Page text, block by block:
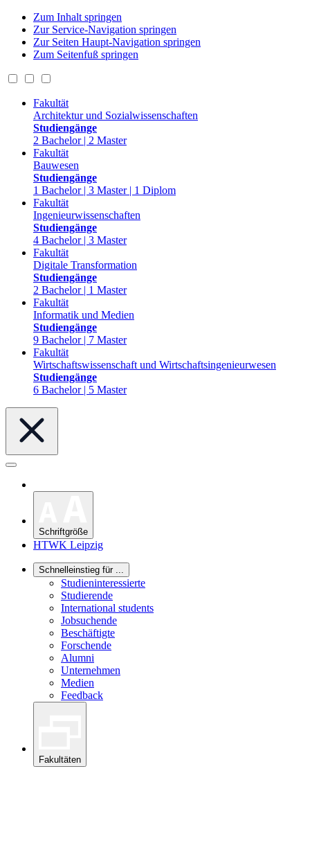
Zum Inhalt springen
Zur Service-Navigation springen
Zur Seiten Haupt-Navigation springen
Zum Seitenfuß springen
Fakultät
Architektur und Sozialwissenschaften
Studiengänge
2 Bachelor | 2 Master
Fakultät
Bauwesen
Studiengänge
1 Bachelor | 3 Master | 1 Diplom
Fakultät
Ingenieurwissenschaften
Studiengänge
4 Bachelor | 3 Master
Fakultät
Digitale Transformation
Studiengänge
2 Bachelor | 1 Master
Fakultät
Informatik und Medien
Studiengänge
9 Bachelor | 7 Master
Fakultät
Wirtschaftswissenschaft und Wirtschaftsingenieurwesen
Studiengänge
6 Bachelor | 5 Master
Schriftgröße
HTWK Leipzig
Schnelleinstieg für ...
Studieninteressierte
Studierende
International students
Jobsuchende
Beschäftigte
Forschende
Alumni
Unternehmen
Medien
Feedback
Fakultäten